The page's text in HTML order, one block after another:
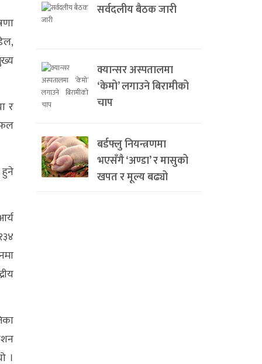
र
हुने
।
सर्वदलीय बैठक जारी
क्यान्सर अस्पतालमा
‘केमो’ लगाउने बिरामीको
चाप
बर्डफ्लु नियन्त्रणमा
भएसँगै ‘अण्डा’ र मासुको
खपत र मूल्य बढ्यो